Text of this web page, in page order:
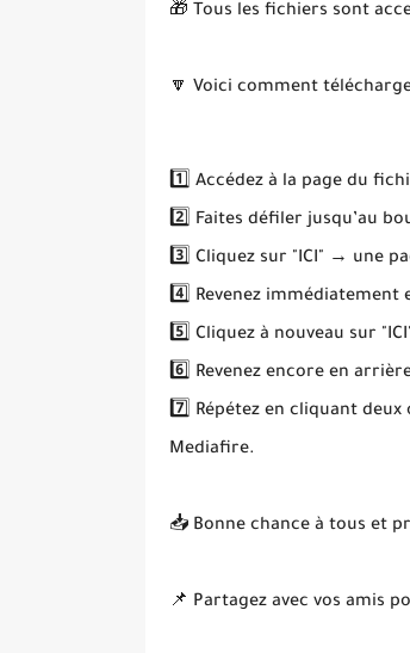
🎁 Tous les fichiers sont
🔽 Voici comment
1️⃣ Accédez à la page du
2️⃣ Faites défiler jusqu’au
3️⃣ Cliquez sur "ICI" → une
4️⃣ Revenez immédiatement
5️⃣ Cliquez à nouveau sur
6️⃣ Revenez encore en
7️⃣ Répétez en cliquant
Mediafire.
📥 Bonne chance à tous et
📌 Partagez avec vos amis